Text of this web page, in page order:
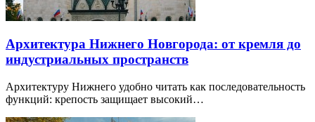
Архитектура Нижнего Новгорода: от кремля до
индустриальных пространств
Архитектуру Нижнего удобно читать как последовательность
функций: крепость защищает высокий…